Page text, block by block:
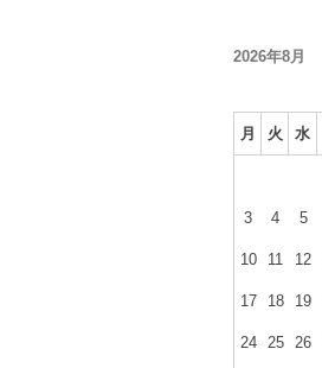
2026年8月
月 火 水
3 4 5
10 11 12
17 18 19
24 25 26